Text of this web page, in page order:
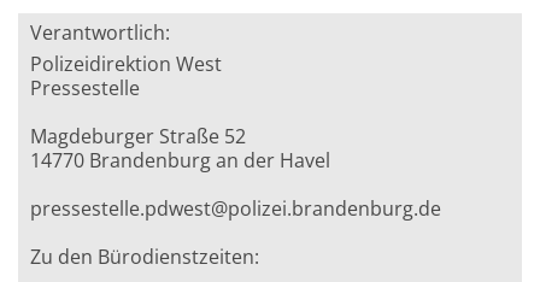
Verantwortlich:
Polizeidirektion West
Pressestelle
Magdeburger Straße 52
14770 Brandenburg an der Havel
pressestelle.pdwest@polizei.brandenburg.de
Zu den Bürodienstzeiten: